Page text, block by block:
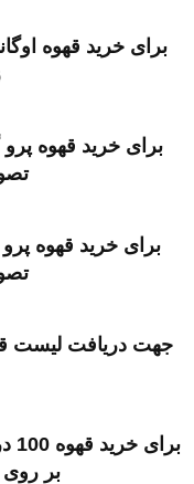
جهت دریافت لیست
بر روی